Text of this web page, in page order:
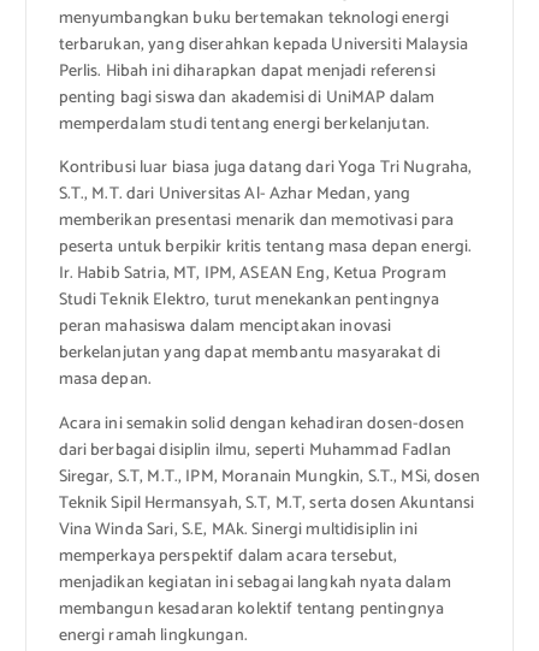
menyumbangkan buku bertemakan teknologi energi
terbarukan, yang diserahkan kepada Universiti Malaysia
Perlis. Hibah ini diharapkan dapat menjadi referensi
penting bagi siswa dan akademisi di UniMAP dalam
memperdalam studi tentang energi berkelanjutan.
Kontribusi luar biasa juga datang dari Yoga Tri Nugraha,
S.T., M.T. dari Universitas Al- Azhar Medan, yang
memberikan presentasi menarik dan memotivasi para
peserta untuk berpikir kritis tentang masa depan energi.
Ir. Habib Satria, MT, IPM, ASEAN Eng, Ketua Program
Studi Teknik Elektro, turut menekankan pentingnya
peran mahasiswa dalam menciptakan inovasi
berkelanjutan yang dapat membantu masyarakat di
masa depan.
Acara ini semakin solid dengan kehadiran dosen-dosen
dari berbagai disiplin ilmu, seperti Muhammad Fadlan
Siregar, S.T, M.T., IPM, Moranain Mungkin, S.T., MSi, dosen
Teknik Sipil Hermansyah, S.T, M.T, serta dosen Akuntansi
Vina Winda Sari, S.E, MAk. Sinergi multidisiplin ini
memperkaya perspektif dalam acara tersebut,
menjadikan kegiatan ini sebagai langkah nyata dalam
membangun kesadaran kolektif tentang pentingnya
energi ramah lingkungan.